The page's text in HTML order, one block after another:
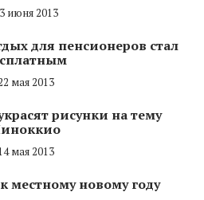
июня 2013
для пенсионеров стал
мая 2013
рисунки на тему
мая 2013
местному новому году